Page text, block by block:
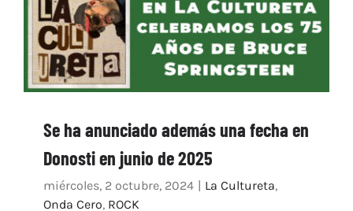
Se ha anunciado además una fecha en
Donosti en junio de 2025
miércoles, 2 octubre, 2024 La Cultureta,
Onda Cero, ROCK